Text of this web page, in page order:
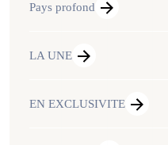
Pays profond
LA UNE
EN EXCLUSIVITE